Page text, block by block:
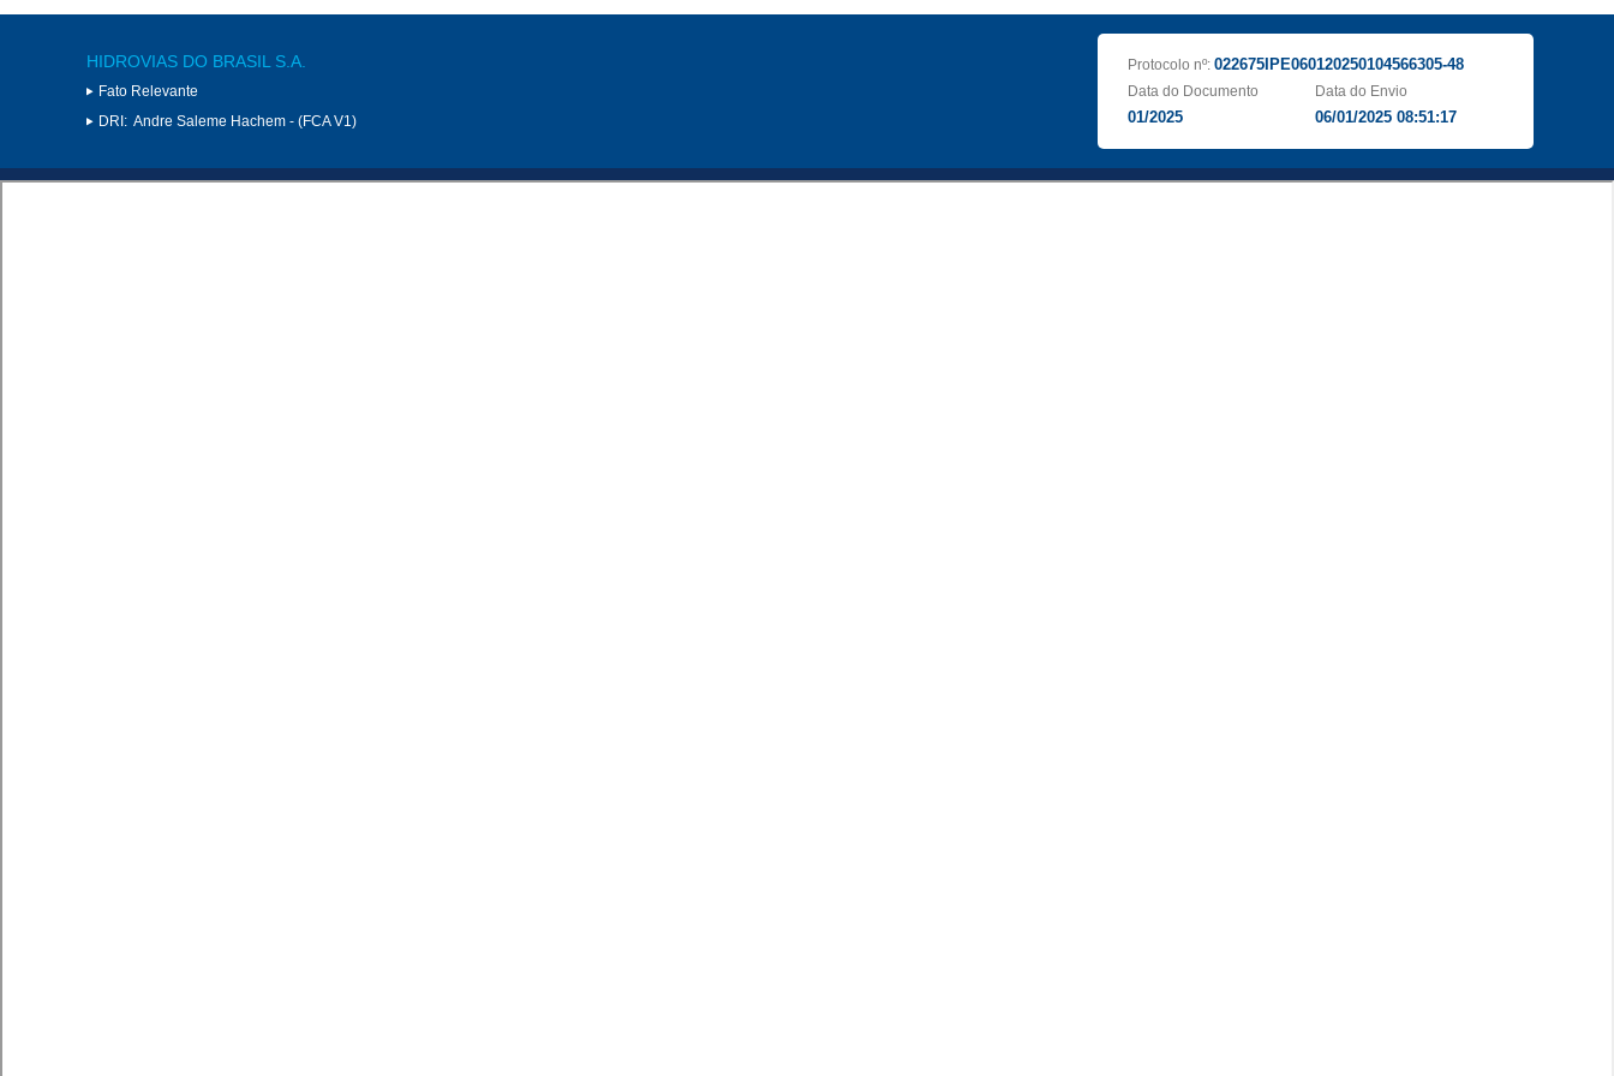
HIDROVIAS DO BRASIL S.A.
Fato Relevante
DRI: Andre Saleme Hachem - (FCA V1)
Protocolo nº: 022675IPE060120250104566305-48
Data do Documento
01/2025
Data do Envio
06/01/2025 08:51:17